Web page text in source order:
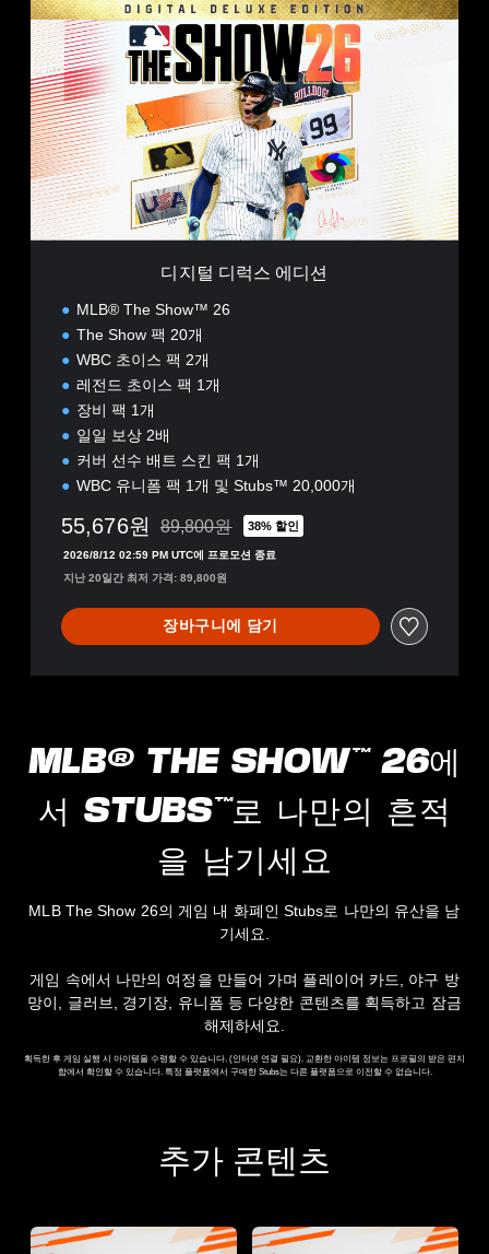
디
지
털
디
럭
스
에
디
션
디지털 디럭스 에디션
MLB® The Show™ 26
The Show 팩 20개
WBC 초이스 팩 2개
레전드 초이스 팩 1개
장비 팩 1개
일일 보상 2배
커버 선수 배트 스킨 팩 1개
WBC 유니폼 팩 1개 및 Stubs™ 20,000개
55,676원 89,800원의 원래 가격에서 할인됨
89,800원 38% 할인
2026/8/12 02:59 PM UTC에 프로모션 종료
지난 20일간 최저 가격: 89,800원
장바구니에 담기
MLB® THE SHOW™ 26에
서 STUBS™로 나만의 흔적
을 남기세요
MLB The Show 26의 게임 내 화폐인 Stubs로 나만의 유산을 남
기세요.
게임 속에서 나만의 여정을 만들어 가며 플레이어 카드, 야구 방
망이, 글러브, 경기장, 유니폼 등 다양한 콘텐츠를 획득하고 잠금
해제하세요.
획득한 후 게임 실행 시 아이템을 수령할 수 있습니다. (인터넷 연결 필요). 교환한 아이템 정보는 프로필의 받은 편지
함에서 확인할 수 있습니다. 특정 플랫폼에서 구매한 Stubs는 다른 플랫폼으로 이전할 수 없습니다.
추가 콘텐츠